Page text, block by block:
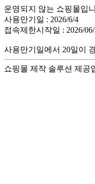
운영되지 않는 쇼핑몰입
사용만기일 : 2026/6/4
접속제한시작일 : 2026/
사용만기일에서 20일이
쇼핑몰 제작 솔루션 제공